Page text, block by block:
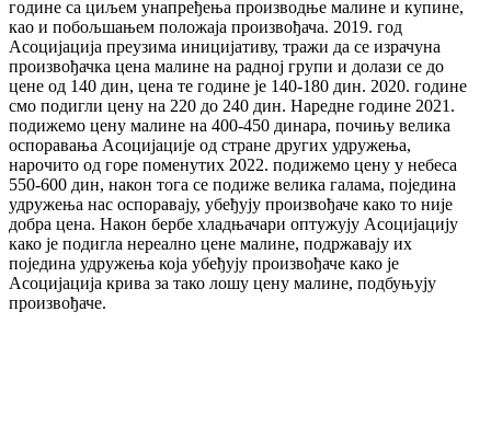
године са циљем унапређења производње малине и купине,
као и побољшањем положаја произвођача. 2019. год
Асоцијација преузима иницијативу, тражи да се израчуна
произвођачка цена малине на радној групи и долази се до
цене од 140 дин, цена те године је 140-180 дин. 2020. године
смо подигли цену на 220 до 240 дин. Наредне године 2021.
подижемо цену малине на 400-450 динара, почињу велика
оспоравања Асоцијације од стране других удружења,
нарочито од горе поменутих 2022. подижемо цену у небеса
550-600 дин, након тога се подиже велика галама, поједина
удружења нас оспоравају, убеђују произвођаче како то није
добра цена. Након бербе хладњачари оптужују Асоцијацију
како је подигла нереално цене малине, подржавају их
поједина удружења која убеђују произвођаче како је
Асоцијација крива за тако лошу цену малине, подбуњују
произвођаче.